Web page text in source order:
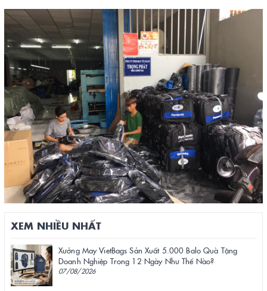
XEM NHIỀU NHẤT
Xưởng May VietBags Sản Xuất 5.000 Balo Quà Tặng
Doanh Nghiệp Trong 12 Ngày Như Thế Nào?
07/08/2026